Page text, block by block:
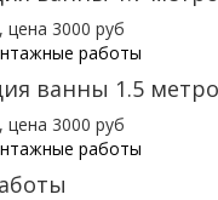
цена 3000 руб
ванны 1.5
цена 3000 руб